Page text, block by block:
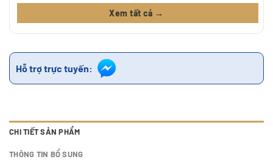
Xem tất cả →
Hỗ trợ trực tuyến:
CHI TIẾT SẢN PHẨM
THÔNG TIN BỔ SUNG